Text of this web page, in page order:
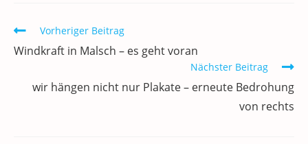
b
o
k
dI
n p m
Weitere
Artikel
ansehen
Vorheriger Beitrag
Windkraft in Malsch – es geht voran
Nächster Beitrag
wir hängen nicht nur Plakate – erneute Bedrohung
von rechts